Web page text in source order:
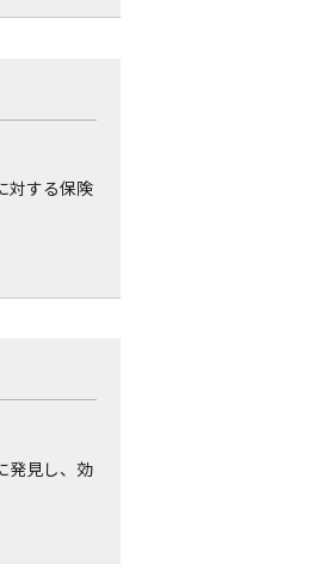
対する保険
発見し、効